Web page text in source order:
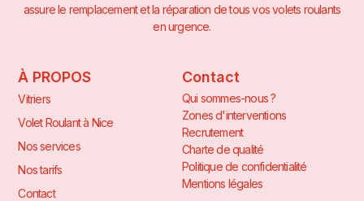
assure le remplacement et la réparation de tous vos volets roulants
en urgence.
À PROPOS
Vitriers
Volet Roulant à Nice
Nos services
Nos tarifs
Contact
Contact
Qui sommes-nous ?
Zones d'interventions
Recrutement
Charte de qualité
Politique de confidentialité
Mentions légales